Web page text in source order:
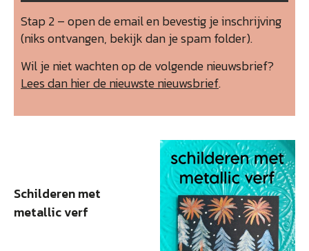
Stap 2 – open de email en bevestig je inschrijving
(niks ontvangen, bekijk dan je spam folder).
Wil je niet wachten op de volgende nieuwsbrief?
Lees dan hier de nieuwste nieuwsbrief.
Schilderen met
metallic verf